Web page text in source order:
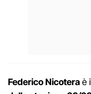
Federico Nicoteraè